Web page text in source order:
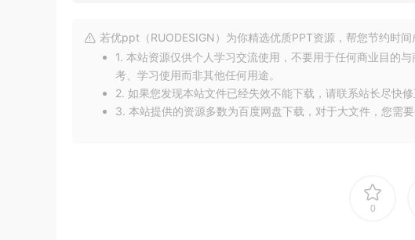
若优ppt（RUODESIGN）为你精选优质PPT资源，帮您节约时间
1. 本站资源仅供个人学习交流使用，不要用于任何商业目的
考、学习使用而非其他任何用途。
2. 如果您发现本站文件已经失效不能下载，请联系站长尽快修
3. 本站提供的资源多数为百度网盘下载，对于大文件，您需
0